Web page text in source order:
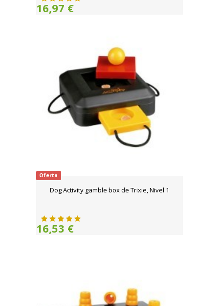
16,97 €
Oferta
Dog Activity gamble box de Trixie, Nivel 1
16,53 €